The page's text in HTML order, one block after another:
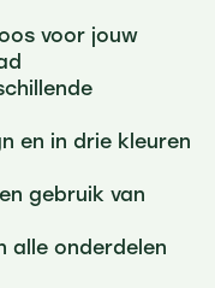
voor jouw
en in drie kleuren
gebruik van
alle onderdelen